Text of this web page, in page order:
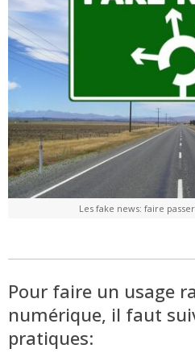
Les fake news: faire
Pour faire un usage
numérique, il faut
pratiques: